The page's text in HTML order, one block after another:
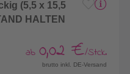
(5,5 x 15,5
HALTEN
ab 0,02 €/Stck.
brutto inkl. DE-Versand